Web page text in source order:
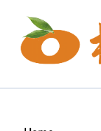
content